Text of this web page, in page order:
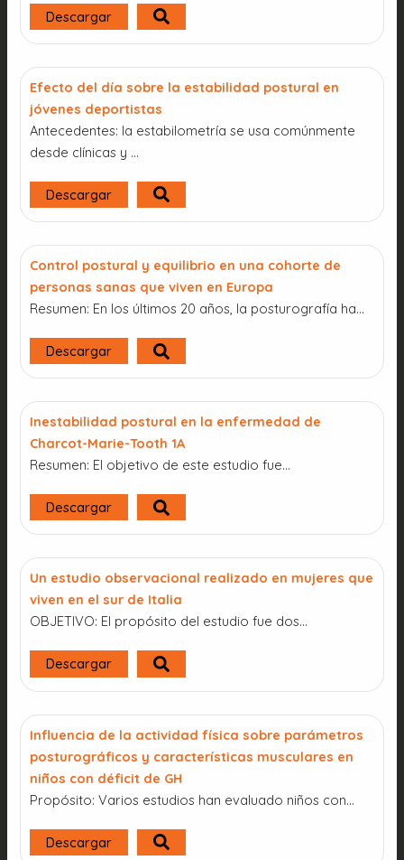
Descargar
Efecto del día sobre la estabilidad postural en
jóvenes deportistas
Antecedentes: la estabilometría se usa comúnmente
desde clínicas y …
Descargar
Control postural y equilibrio en una cohorte de
personas sanas que viven en Europa
Resumen: En los últimos 20 años, la posturografía ha…
Descargar
Inestabilidad postural en la enfermedad de
Charcot-Marie-Tooth 1A
Resumen: El objetivo de este estudio fue…
Descargar
Un estudio observacional realizado en mujeres que
viven en el sur de Italia
OBJETIVO: El propósito del estudio fue dos...
Descargar
Influencia de la actividad física sobre parámetros
posturográficos y características musculares en
niños con déficit de GH
Propósito: Varios estudios han evaluado niños con...
Descargar